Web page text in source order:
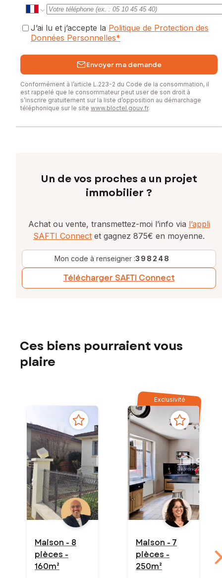
J’ai lu et j’accepte la Politique de Protection des
Données Personnelles*
Envoyer ma demande
Conformément à l’article L.223-2 du Code de la consommation, il
est rappelé que le consommateur peut user de son droit à
s’inscrire gratuitement sur la liste d’opposition au démarchage
téléphonique sur le site www.bloctel.gouv.fr.
Un de vos proches a un projet
immobilier ?
Achat ou vente, transmettez-moi l’info via l’appli
SAFTI Connect et gagnez 875€ en moyenne.
Mon code à renseigner :398248
Télécharger SAFTI Connect
Ces biens pourraient vous
plaire
Maison - 8
pièces -
160m²
Exclusivité
Maison - 7
pièces -
250m²